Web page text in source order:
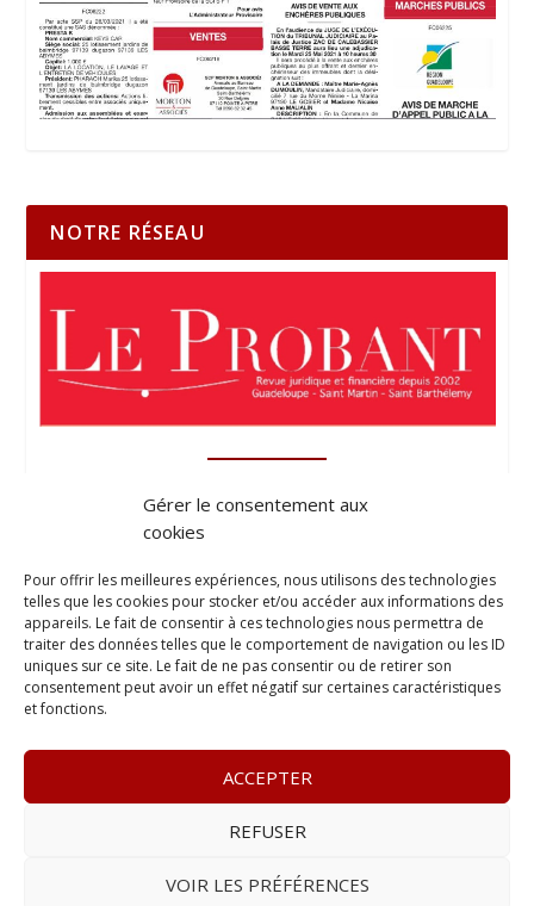
Gérer le consentement aux
cookies
Pour offrir les meilleures expériences, nous utilisons des technologies
telles que les cookies pour stocker et/ou accéder aux informations des
appareils. Le fait de consentir à ces technologies nous permettra de
traiter des données telles que le comportement de navigation ou les ID
uniques sur ce site. Le fait de ne pas consentir ou de retirer son
consentement peut avoir un effet négatif sur certaines caractéristiques
et fonctions.
ACCEPTER
REFUSER
VOIR LES PRÉFÉRENCES
NOTRE RÉSEAU
– www.lapostille.fr –
– E-mail :contact@lapostille.fr–